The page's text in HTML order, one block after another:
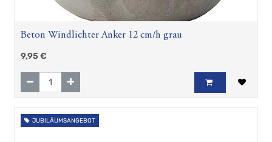
Beton Windlichter Anker 12 cm/h grau
9,95€
JUBILÄUMSANGEBOT